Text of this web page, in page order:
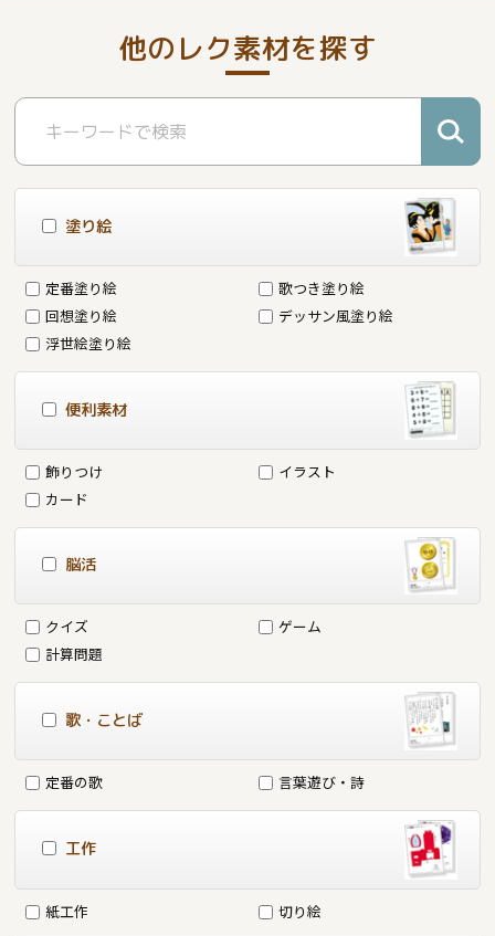
他のレク素材を探す
塗り絵
定番塗り絵
歌つき塗り絵
回想塗り絵
デッサン風塗り絵
浮世絵塗り絵
便利素材
飾りつけ
イラスト
カード
脳活
クイズ
ゲーム
計算問題
歌・ことば
定番の歌 言葉遊び・詩
工作
紙工作 切り絵